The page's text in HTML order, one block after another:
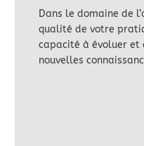
Dans le domaine de
qualité de votre
capacité à évoluer et
nouvelles